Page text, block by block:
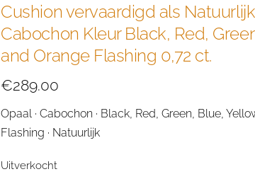
Cushion vervaardigd als
Cabochon Kleur Black, Red,
and Orange Flashing 0,72 ct.
€289.00
Opaal · Cabochon · Black, Red, Green, Blue,
Flashing · Natuurlijk
Uitverkocht